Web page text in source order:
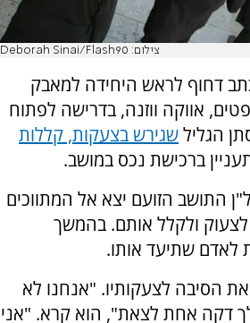
צילום: Deborah Sinai/Flash90
דחוף לראש היחידה למאבק
אווקה ווזנה, בדרישה לפתוח
הגלילשגירש בצעקות, קללות
ברכישת נכס במושב.
התושב הזועם יצא אל המתווכים
ולקלל אותם. בהמשך
לאדם שתיעד אותו.
הסיבה לצעקותיו. "אנחנו לא
דקה אחת לצאת", הוא קרא. "אני